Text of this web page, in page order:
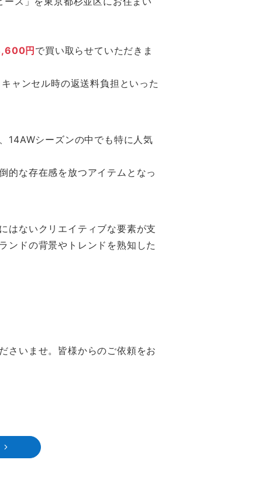
円 で買い取らせていただきま
ャンセル時の返送料負担といった
14AWシーズンの中でも特に人気
的な存在感を放つアイテムとなっ
はないクリエイティブな要素が支
ンドの背景やトレンドを熟知した
さいませ。皆様からのご依頼をお